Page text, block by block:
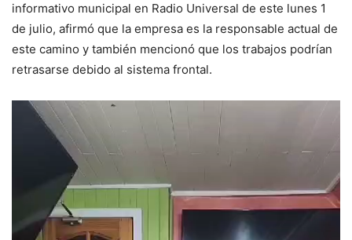
informativo municipal en Radio Universal de este lunes 1
de julio, afirmó que la empresa es la responsable actual de
este camino y también mencionó que los trabajos podrían
retrasarse debido al sistema frontal.